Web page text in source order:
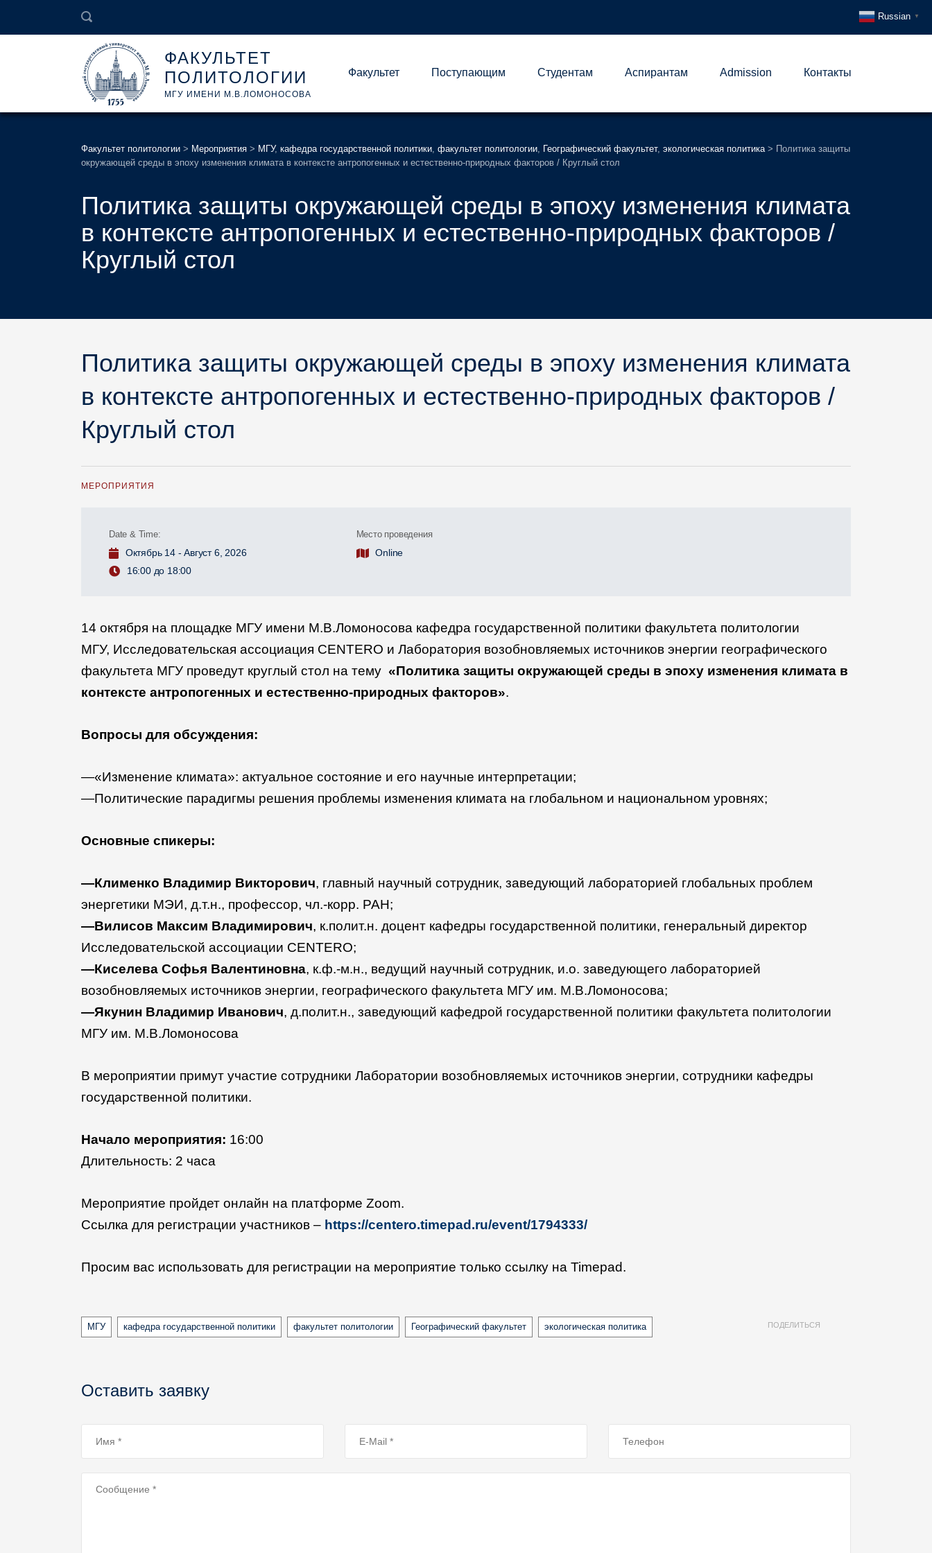
ФАКУЛЬТЕТ
ПОЛИТОЛОГИИ
МГУ ИМЕНИ М.В.ЛОМОНОСОВА
Факультет Поступающим Студентам Аспирантам Admission Контакты
Факультет политологии > Мероприятия > МГУ, кафедра государственной политики, факультет политологии, Географический факультет, экологическая политика> Политика защиты
окружающей среды в эпоху изменения климата в контексте антропогенных и естественно-природных факторов / Круглый стол
Политика защиты окружающей среды в эпоху изменения климата
в контексте антропогенных и естественно-природных факторов /
Круглый стол
Политика защиты окружающей среды в эпоху изменения климата
в контексте антропогенных и естественно-природных факторов /
Круглый стол
МЕРОПРИЯТИЯ
Date & Time:
Октябрь 14 - Август 6, 2026
16:00 до 18:00
Место проведения
Online
14 октября на площадке МГУ имени М.В.Ломоносова кафедра государственной политики факультета политологии
МГУ, Исследовательская ассоциация CENTERO и Лаборатория возобновляемых источников энергии географического
факультета МГУ проведут круглый стол на тему «Политика защиты окружающей среды в эпоху изменения климата в
контексте антропогенных и естественно-природных факторов».
Вопросы для обсуждения:
—«Изменение климата»: актуальное состояние и его научные интерпретации;
—Политические парадигмы решения проблемы изменения климата на глобальном и национальном уровнях;
Основные спикеры:
—Клименко Владимир Викторович, главный научный сотрудник, заведующий лабораторией глобальных проблем
энергетики МЭИ, д.т.н., профессор, чл.-корр. РАН;
—Вилисов Максим Владимирович, к.полит.н. доцент кафедры государственной политики, генеральный директор
Исследовательской ассоциации CENTERO;
—Киселева Софья Валентиновна, к.ф.-м.н., ведущий научный сотрудник, и.о. заведующего лабораторией
возобновляемых источников энергии, географического факультета МГУ им. М.В.Ломоносова;
—Якунин Владимир Иванович, д.полит.н., заведующий кафедрой государственной политики факультета политологии
МГУ им. М.В.Ломоносова
В мероприятии примут участие сотрудники Лаборатории возобновляемых источников энергии, сотрудники кафедры
государственной политики.
Начало мероприятия: 16:00
Длительность: 2 часа
Мероприятие пройдет онлайн на платформе Zoom.
Ссылка для регистрации участников – https://centero.timepad.ru/event/1794333/
Просим вас использовать для регистрации на мероприятие только ссылку на Timepad.
Tags
МГУ кафедра государственной политики факультет политологии Географический факультет экологическая политика ПОДЕЛИТЬСЯ
Оставить заявку
Russian ▼